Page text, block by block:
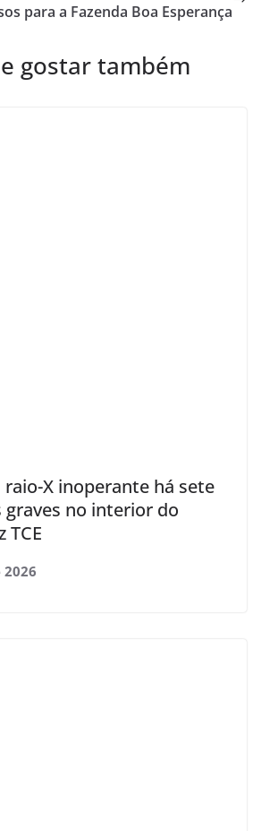
para a Fazenda Boa Esperança
gostar também
X inoperante há sete
graves no interior do
TCE